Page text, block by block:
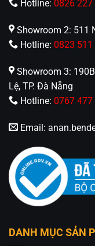
Hotline: 0826 227
Showroom 2: 511
Hotline: 0823 511
Showroom 3:
Lệ, TP. Đà Nẵng
Hotline: 0767 477
Email:
DANH MỤC SẢN